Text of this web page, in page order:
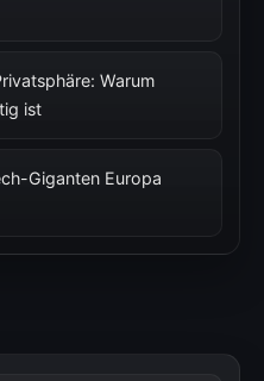
Warum
ist
Giganten Europa